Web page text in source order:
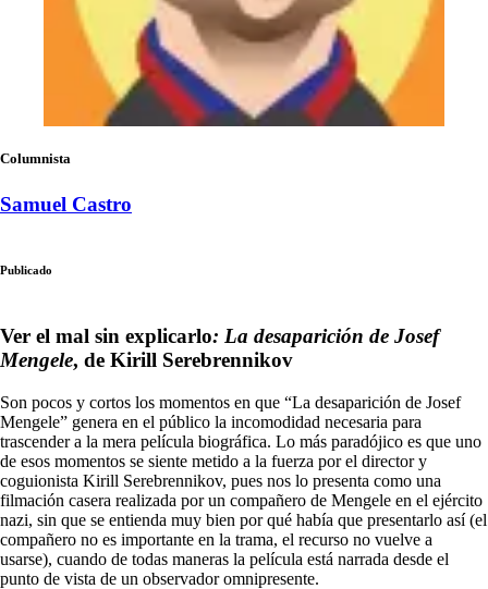
Columnista
Samuel Castro
Publicado
Ver el mal sin explicarlo: La desaparición de Josef
Mengele, de Kirill Serebrennikov
Son pocos y cortos los momentos en que “La desaparición de Josef
Mengele” genera en el público la incomodidad necesaria para
trascender a la mera película biográfica. Lo más paradójico es que uno
de esos momentos se siente metido a la fuerza por el director y
coguionista Kirill Serebrennikov, pues nos lo presenta como una
filmación casera realizada por un compañero de Mengele en el ejército
nazi, sin que se entienda muy bien por qué había que presentarlo así (el
compañero no es importante en la trama, el recurso no vuelve a
usarse), cuando de todas maneras la película está narrada desde el
punto de vista de un observador omnipresente.